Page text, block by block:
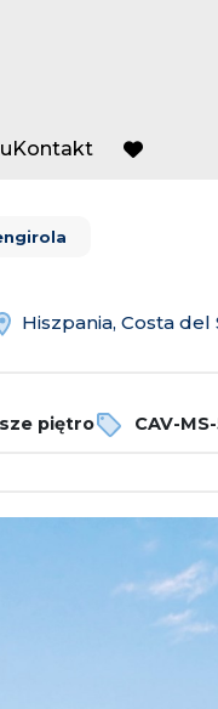
Kontakt
favorite
Hiszpania, Costa
piętro CAV-